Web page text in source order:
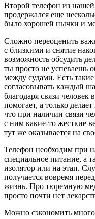
Второй телефон из
продержался еще
было хорошей нычки и
Сложно переоценить
с близкими и снятие
возможность обсудить
ты просто не успеваешь
между судами. Есть
согласовывать каждый
благодаря связи человек
помогает, а только
что при наличии связи
с ним какие-то жесткие
тут же оказывается на
Телефон необходим при
специальное питание, а
изолятор или на этап.
получается вовремя
жизнь. Про тюремную
просто почти нет
Можно сэкономить много